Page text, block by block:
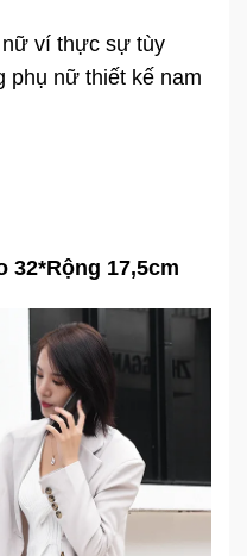
nữ ví thực sự tùy
phụ nữ thiết kế nam
32*Rộng 17,5cm